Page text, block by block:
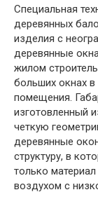
Специальная
деревянных
изделия с
деревянные
жилом
больших окнах
помещения.
изготовленный
четкую
деревянные
структуру, в
только
воздухом с